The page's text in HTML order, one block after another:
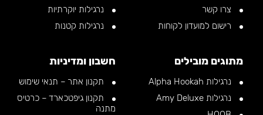
צרו קשר
רישום למועדון לקוחות
נרגילות יוקרתיות
נרגילות קטנות
מתוגים מובילים
נרגילות Alpha Hookah
נרגילות Amy Deluxe
חשבון ומדיניות
תקנון אתר – תנאי שימוש
תקנון גיפטכארד – כרטיס
מתנה